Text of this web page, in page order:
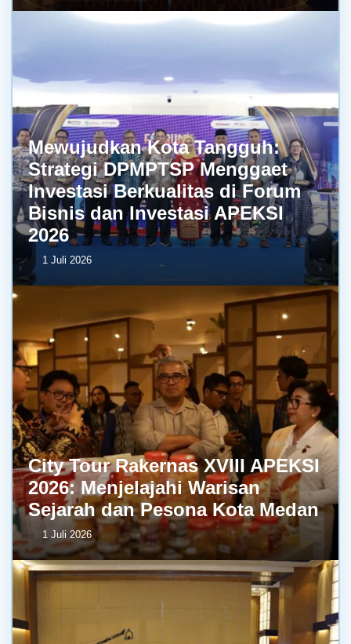
Mewujudkan Kota Tangguh:
Strategi DPMPTSP Menggaet
Investasi Berkualitas di Forum
Bisnis dan Investasi APEKSI
2026
1 Juli 2026
City Tour Rakernas XVIII APEKSI
2026: Menjelajahi Warisan
Sejarah dan Pesona Kota Medan
1 Juli 2026